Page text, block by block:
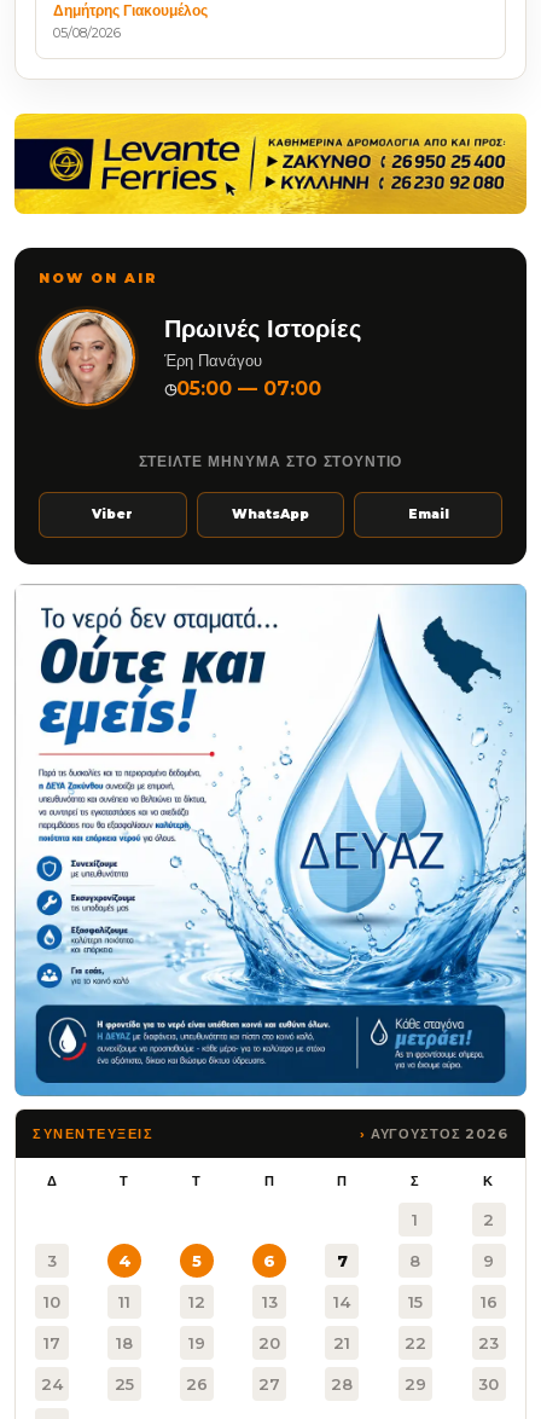
Δημήτρης Γιακουμέλος
05/08/2026
NOW ON AIR
Πρωινές Ιστορίες
Έρη Πανάγου
◷05:00 — 07:00
ΣΤΕΙΛΤΕ ΜΗΝΥΜΑ ΣΤΟ ΣΤΟΥΝΤΙΟ
Viber WhatsApp Email
ΣΥΝΕΝΤΕΥΞΕΙΣ ΑΥΓΟΥΣΤΟΣ 2026
Δ Τ Τ Π Π Σ Κ
1 2
3 4 5 6 7 8 9
10 11 12 13 14 15 16
17 18 19 20 21 22 23
24 25 26 27 28 29 30